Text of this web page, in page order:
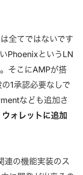
来るのか、まだ表面
全てではないです
PhoenixというLN
そこにAMPが搭
1承認必要なしで
なども追加さ
ォレットに追加
連の機能実装のス